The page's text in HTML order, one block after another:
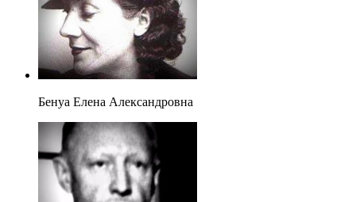
Бенуа Елена Александровна